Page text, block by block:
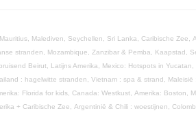
Mauritius, Malediven, Seychellen, Sri Lanka, Caribische Zee,
stranden, Mozambique, Zanzibar & Pemba, Kaapstad,
Beirut, Latijns Amerika, Mexico: Hotspots in Yucatan,
: hagelwitte stranden, Vietnam : spa & strand,
Florida for kids, Canada: Westkust, Amerika: Boston,
+ Caribische Zee, Argentinië & Chili : woestijnen,